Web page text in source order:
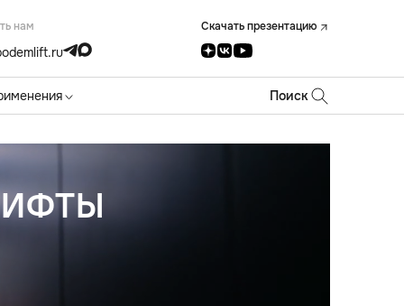
нам Скачать презентацию
Поиск